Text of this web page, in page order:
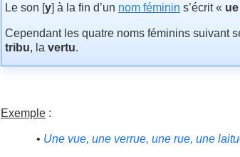
Le son [y] à la fin d’un nom féminin s’écrit « ue
Cependant les quatre noms féminins suivant
tribu, la vertu.
Exemple :
• Une vue, une verrue, une rue, une